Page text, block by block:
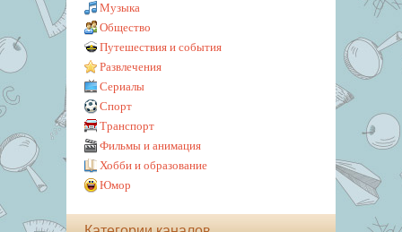
Музыка
Общество
Путешествия и события
Развлечения
Сериалы
Спорт
Транспорт
Фильмы и анимация
Хобби и образование
Юмор